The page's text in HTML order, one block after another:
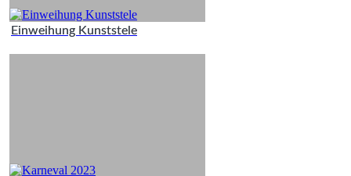
Einweihung Kunststele